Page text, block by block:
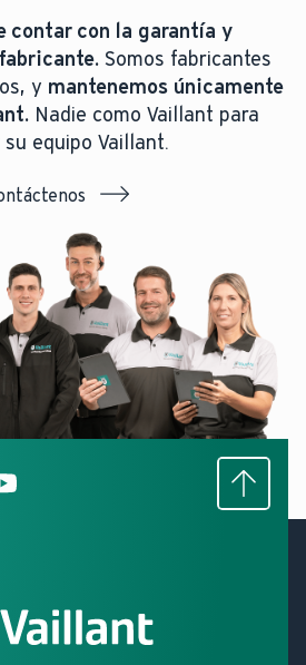
contar con la garantía y
Somos fabricantes
y mantenemos únicamente
Nadie como Vaillant para
equipo Vaillant.
Subir